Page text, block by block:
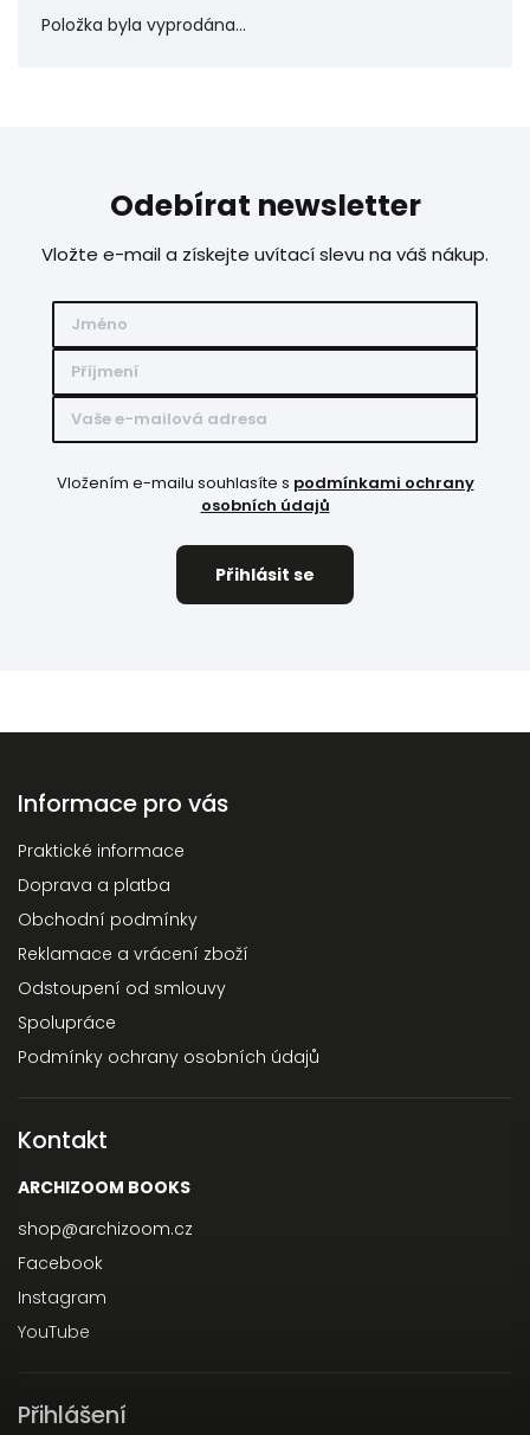
Položka byla vyprodána…
Odebírat newsletter
Vložte e-mail a získejte uvítací slevu na váš nákup.
Vložením e-mailu souhlasíte s podmínkami ochrany
osobních údajů
Informace pro vás
Praktické informace
Doprava a platba
Obchodní podmínky
Reklamace a vrácení zboží
Odstoupení od smlouvy
Spolupráce
Podmínky ochrany osobních údajů
Kontakt
ARCHIZOOM BOOKS
shop@archizoom.cz
Facebook
Instagram
YouTube
Přihlášení